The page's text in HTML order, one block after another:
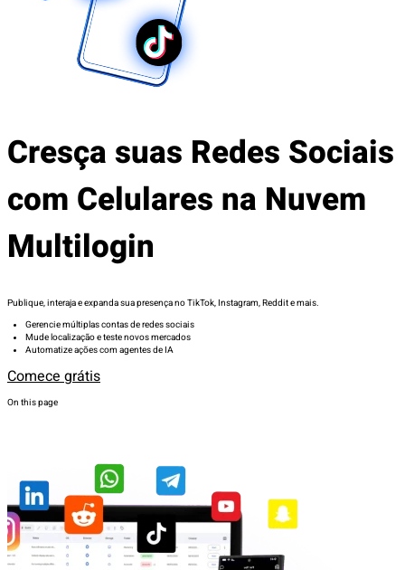
Cresça suas Redes Sociais
com Celulares na Nuvem
Multilogin
Publique, interaja e expanda sua presença no TikTok, Instagram, Reddit e mais.
Gerencie múltiplas contas de redes sociais
Mude localização e teste novos mercados
Automatize ações com agentes de IA
Comece grátis
On this page